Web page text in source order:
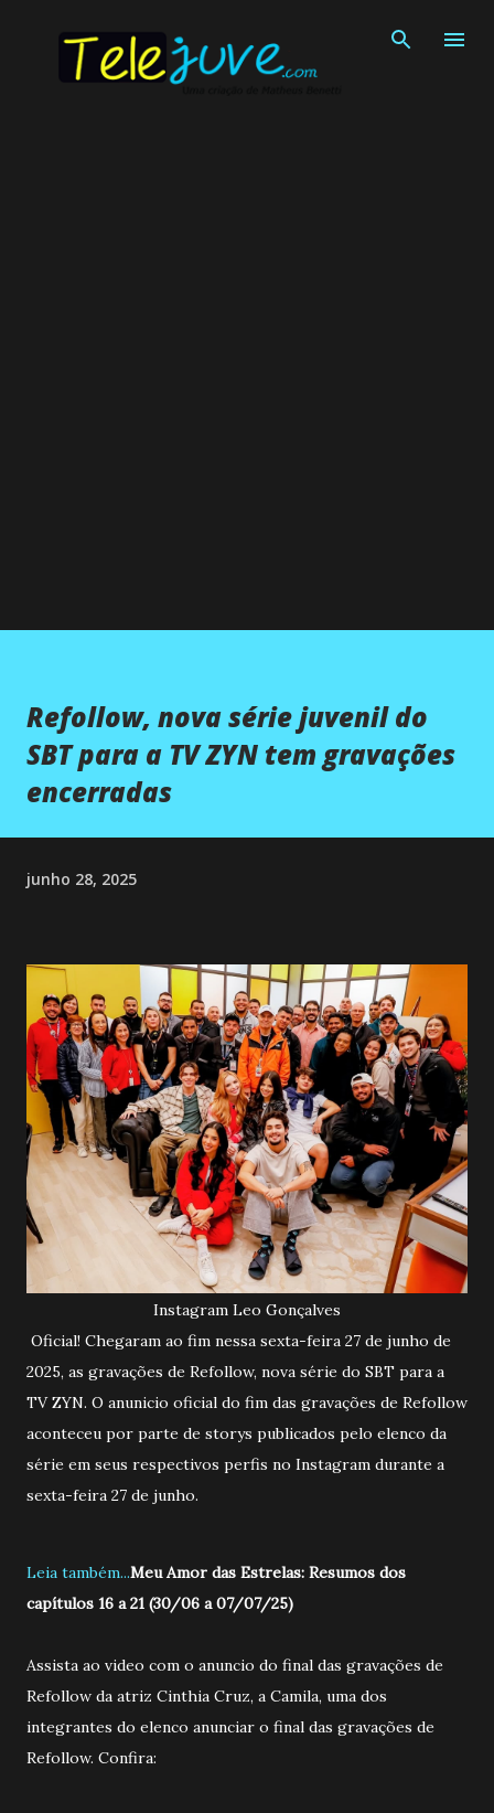
Refollow, nova série juvenil do
SBT para a TV ZYN tem gravações
encerradas
junho 28, 2025
Instagram Leo Gonçalves
Oficial! Chegaram ao fim nessa sexta-feira 27 de junho de
2025, as gravações de Refollow, nova série do SBT para a
TV ZYN. O anunicio oficial do fim das gravações de Refollow
aconteceu por parte de storys publicados pelo elenco da
série em seus respectivos perfis no Instagram durante a
sexta-feira 27 de junho.
Leia também...Meu Amor das Estrelas: Resumos dos
capítulos 16 a 21 (30/06 a 07/07/25)
Assista ao video com o anuncio do final das gravações de
Refollow da atriz Cinthia Cruz, a Camila, uma dos
integrantes do elenco anunciar o final das gravações de
Refollow. Confira: